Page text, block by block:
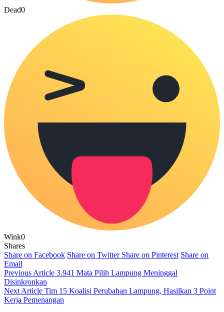
Dead0
Wink0
Shares
Share on Facebook Share on Twitter Share on Pinterest Share on
Email
Previous Article 3.941 Mata Pilih Lampung Meninggal
Disinkronkan
Next Article Tim 15 Koalisi Perubahan Lampung, Hasilkan 3 Point
Kerja Pemenangan